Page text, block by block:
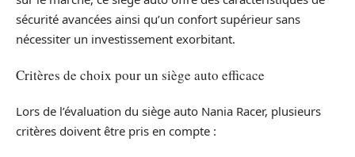
sécurité avancées ainsi qu’un confort supérieur sans
nécessiter un investissement exorbitant.
Critères de choix pour un siège auto efficace
Lors de l’évaluation du siège auto Nania Racer, plusieurs
critères doivent être pris en compte :